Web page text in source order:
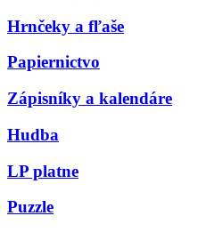
Hrnčeky a fľaše
Papiernictvo
Zápisníky a kalendáre
Hudba
LP platne
Puzzle